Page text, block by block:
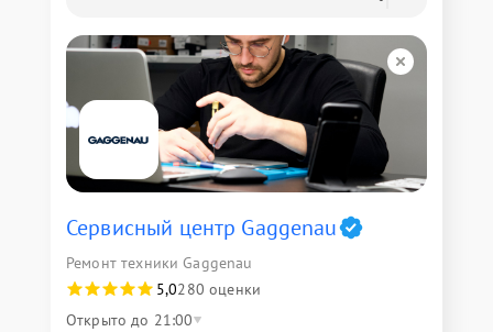
Сервисный центр Gaggenau
Ремонт техники Gaggenau
5,0280 оценки
Открыто до 21:00